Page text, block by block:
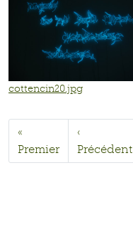
cottencin20.jpg
«
Premier
‹
Précédent